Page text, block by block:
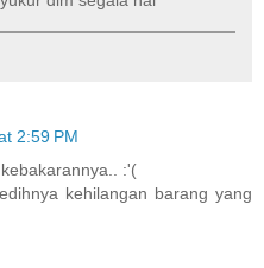
2:59 PM
:'(
kehilangan barang yang